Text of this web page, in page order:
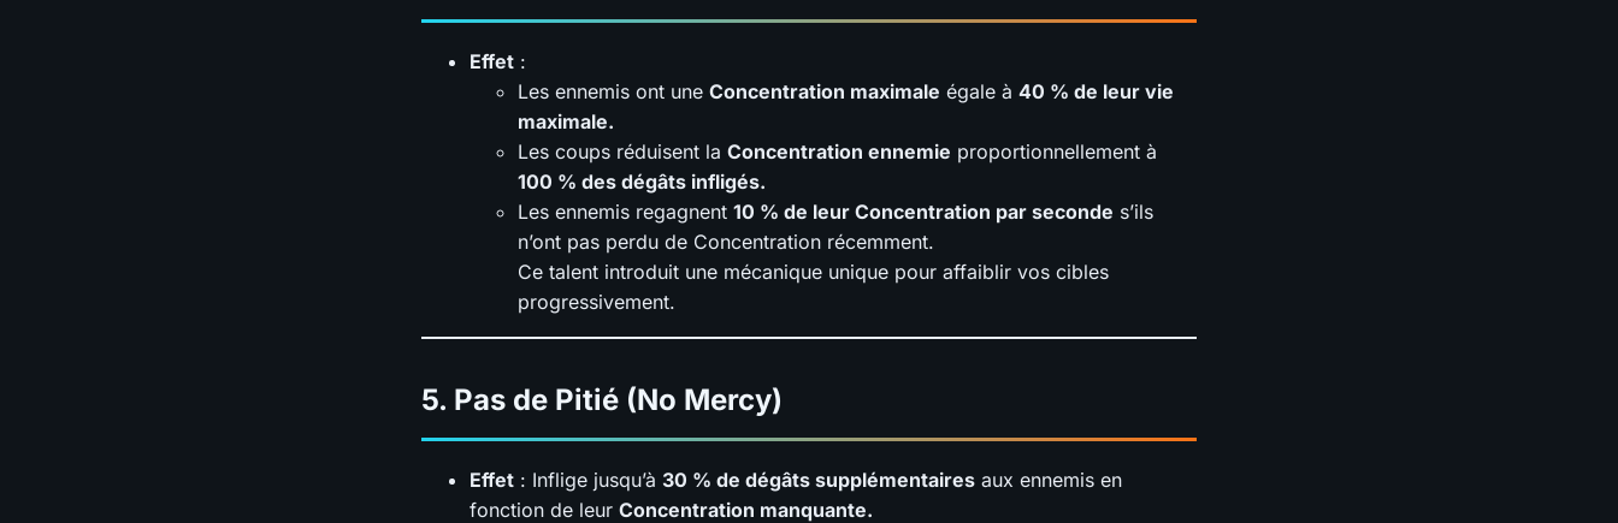
Effet :
Les ennemis ont une Concentration maximale égale à 40 % de leur vie
maximale.
Les coups réduisent la Concentration ennemie proportionnellement à
100 % des dégâts infligés.
Les ennemis regagnent 10 % de leur Concentration par seconde s’ils
n’ont pas perdu de Concentration récemment.
Ce talent introduit une mécanique unique pour affaiblir vos cibles
progressivement.
5. Pas de Pitié (No Mercy)
Effet : Inflige jusqu’à 30 % de dégâts supplémentaires aux ennemis en
fonction de leur Concentration manquante.